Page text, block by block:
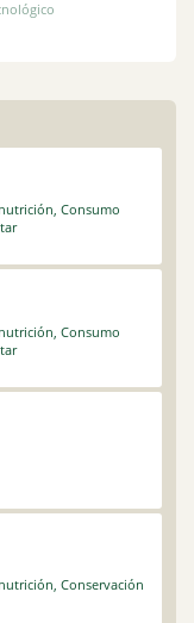
, Consumo
Consumo
, Conservación